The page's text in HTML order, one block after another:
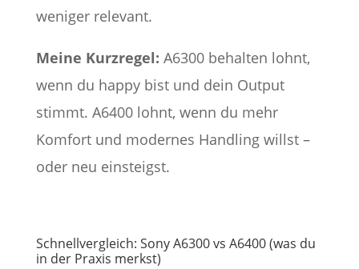
weniger relevant.
Meine Kurzregel: A6300 behalten lohnt,
wenn du happy bist und dein Output
stimmt. A6400 lohnt, wenn du mehr
Komfort und modernes Handling willst –
oder neu einsteigst.
Schnellvergleich: Sony A6300 vs A6400 (was du
in der Praxis merkst)